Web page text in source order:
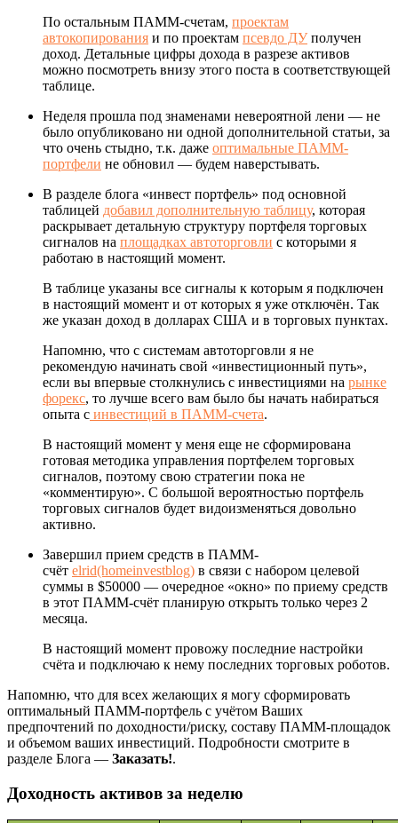
По остальным ПАММ-счетам, проектам
автокопирования и по проектам псевдо ДУполучен
доход. Детальные цифры дохода в разрезе активов
можно посмотреть внизу этого поста в соответствующей
таблице.
Неделя прошла под знаменами невероятной лени — не
было опубликовано ни одной дополнительной статьи, за
что очень стыдно, т.к. даже оптимальные ПАММ-
портфели не обновил — будем наверстывать.
В разделе блога «инвест портфель» под основной
таблицей добавил дополнительную таблицу, которая
раскрывает детальную структуру портфеля торговых
сигналов на площадках автоторговли с которыми я
работаю в настоящий момент.
В таблице указаны все сигналы к которым я подключен
в настоящий момент и от которых я уже отключён. Так
же указан доход в долларах США и в торговых пунктах.
Напомню, что с системам автоторговли я не
рекомендую начинать свой «инвестиционный путь»,
если вы впервые столкнулись с инвестициями на рынке
форекс, то лучше всего вам было бы начать набираться
опыта с инвестиций в ПАММ-счета.
В настоящий момент у меня еще не сформирована
готовая методика управления портфелем торговых
сигналов, поэтому свою стратегии пока не
«комментирую». С большой вероятностью портфель
торговых сигналов будет видоизменяться довольно
активно.
Завершил прием средств в ПАММ-
счёт elrid(homeinvestblog) в связи с набором целевой
суммы в $50000 — очередное «окно» по приему средств
в этот ПАММ-счёт планирую открыть только через 2
месяца.
В настоящий момент провожу последние настройки
счёта и подключаю к нему последних торговых роботов.
Напомню, что для всех желающих я могу сформировать
оптимальный ПАММ-портфель с учётом Ваших
предпочтений по доходности/риску, составу ПАММ-площадок
и объемом ваших инвестиций. Подробности смотрите в
разделе Блога — Заказать!.
Доходность активов за неделю